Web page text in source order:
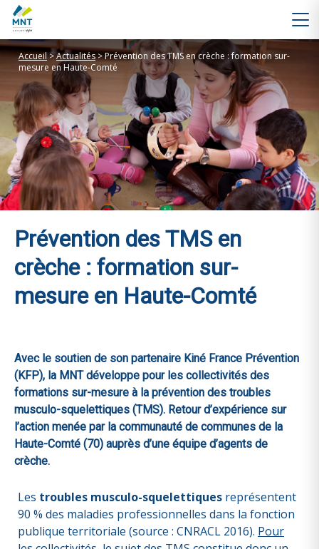
Accueil>Actualités>Prévention des TMS en crèche : formation sur-
mesure en Haute-Comté
Prévention des TMS en
crèche : formation sur-
mesure en Haute-Comté
Avec le soutien de son partenaire Kiné France Prévention
(KFP), la MNT développe pour les collectivités des
formations sur-mesure à la prévention des troubles
musculo-squelettiques (TMS). Retour d’expérience sur
l’action menée par la communauté de communes de la
Haute-Comté (70) auprès d’une équipe d’agents de
crèche.
Les troubles musculo-squelettiques représentent
90 % des maladies professionnelles dans la fonction
publique territoriale (source : CNRACL 2016). Pour